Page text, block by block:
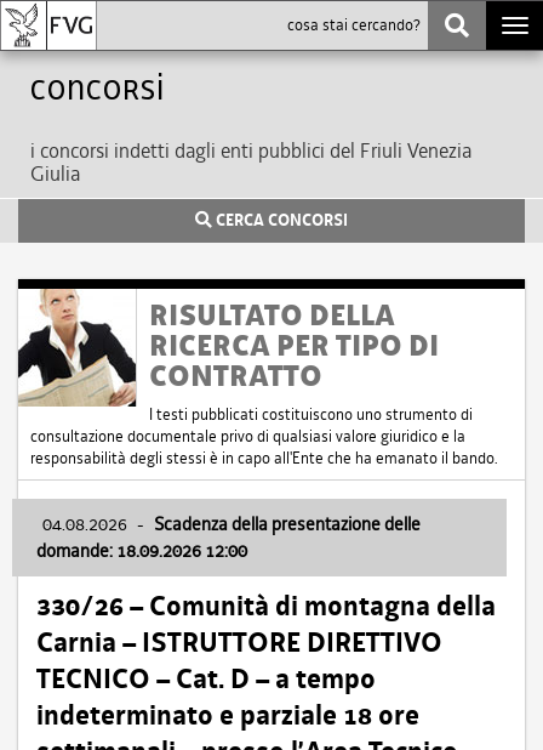
Concorsi
i concorsi indetti dagli enti pubblici del Friuli Venezia
Giulia
CERCA CONCORSI
RISULTATO DELLA
RICERCA PER TIPO DI
CONTRATTO
I testi pubblicati costituiscono uno strumento di
consultazione documentale privo di qualsiasi valore giuridico e la
responsabilità degli stessi è in capo all'Ente che ha emanato il bando.
04.08.2026 - Scadenza della presentazione delle
domande: 18.09.2026 12:00
330/26 – Comunità di montagna della
Carnia – ISTRUTTORE DIRETTIVO
TECNICO – Cat. D – a tempo
indeterminato e parziale 18 ore